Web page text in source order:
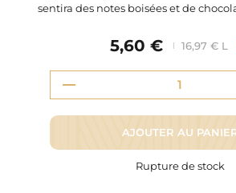
sentira des notes boisées et de
5,60 € 16,97 € L
AJOUTER AU
Rupture de stock